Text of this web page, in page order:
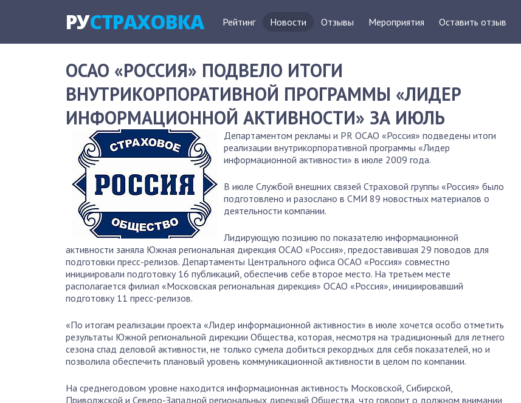
РУСТРАХОВКА Рейтинг Новости Отзывы Мероприятия Оставить отзыв
ОСАО «РОССИЯ» ПОДВЕЛО ИТОГИ
ВНУТРИКОРПОРАТИВНОЙ ПРОГРАММЫ «ЛИДЕР
ИНФОРМАЦИОННОЙ АКТИВНОСТИ» ЗА ИЮЛЬ
Департаментом рекламы и PR ОСАО «Россия» подведены итоги
реализации внутрикорпоративной программы «Лидер
информационной активности» в июле 2009 года.
В июле Службой внешних связей Страховой группы «Россия» было
подготовлено и разослано в СМИ 89 новостных материалов о
деятельности компании.
Лидирующую позицию по показателю информационной
активности заняла Южная региональная дирекция ОСАО «Россия», предоставившая 29 поводов для
подготовки пресс-релизов. Департаменты Центрального офиса ОСАО «Россия» совместно
инициировали подготовку 16 публикаций, обеспечив себе второе место. На третьем месте
располагается филиал «Московская региональная дирекция» ОСАО «Россия», инициировавший
подготовку 11 пресс-релизов.
«По итогам реализации проекта «Лидер информационной активности» в июле хочется особо отметить
результаты Южной региональной дирекции Общества, которая, несмотря на традиционный для летнего
сезона спад деловой активности, не только сумела добиться рекордных для себя показателей, но и
позволила обеспечить плановый уровень коммуникационной активности в целом по компании.
На среднегодовом уровне находится информационная активность Московской, Сибирской,
Приволжской и Северо-Западной региональных дирекций Общества, что говорит о должном внимании